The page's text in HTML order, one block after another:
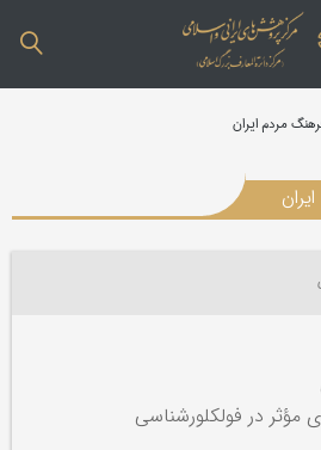
مردم ایران
در فولکلورشناسی